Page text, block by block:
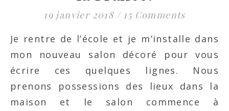
19 janvier 2018 / 15 Comments
Je rentre de l’école et je m’installe dans
mon nouveau salon décoré pour vous
écrire ces quelques lignes. Nous
prenons possessions des lieux dans la
maison et le salon commence à